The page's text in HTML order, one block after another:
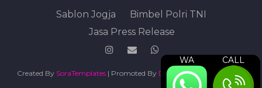
WA CALL
Sablon Jogja
Bimbel Polri TNI
Jasa Press Release
Created By SoraTemplates| Promoted By Digital Marketing Agency